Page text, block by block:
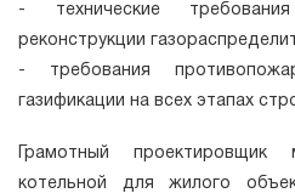
- технические
реконструкции
- требования
газификации на всех этапах
Грамотный
котельной для жилого